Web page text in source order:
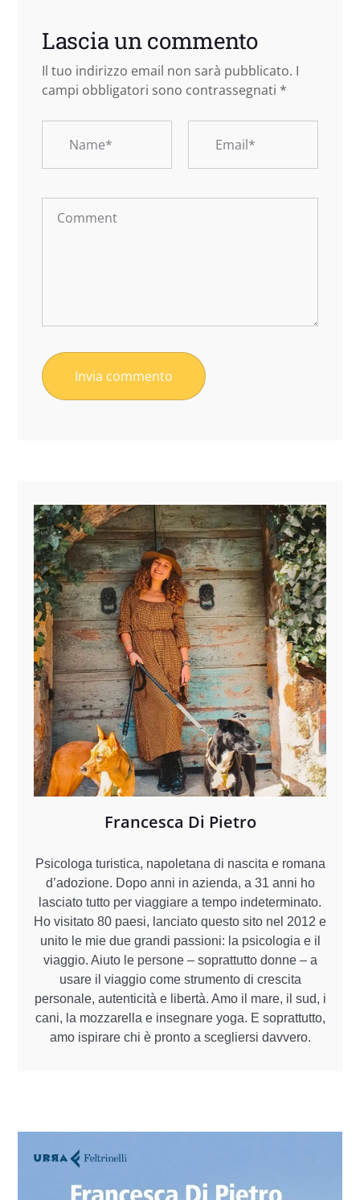
Lascia un commento
Il tuo indirizzo email non sarà pubblicato. I
campi obbligatori sono contrassegnati *
Francesca Di Pietro
Psicologa turistica, napoletana di nascita e romana
d’adozione. Dopo anni in azienda, a 31 anni ho
lasciato tutto per viaggiare a tempo indeterminato.
Ho visitato 80 paesi, lanciato questo sito nel 2012 e
unito le mie due grandi passioni: la psicologia e il
viaggio. Aiuto le persone – soprattutto donne – a
usare il viaggio come strumento di crescita
personale, autenticità e libertà. Amo il mare, il sud, i
cani, la mozzarella e insegnare yoga. E soprattutto,
amo ispirare chi è pronto a scegliersi davvero.